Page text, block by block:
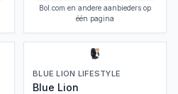
Bol.com en andere aanbieders op
één pagina
BLUE LION LIFESTYLE
Blue Lion